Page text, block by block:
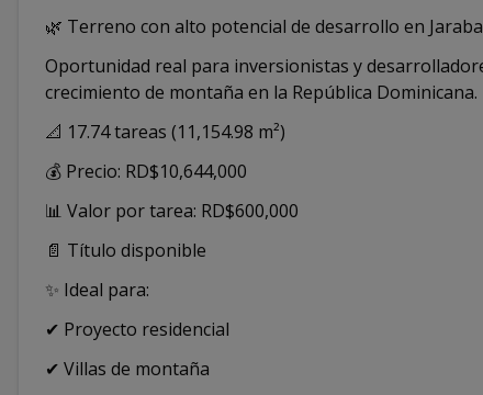
🌿 Terreno con alto potencial de desarrollo en
Oportunidad real para inversionistas y
crecimiento de montaña en la República Dominicana.
📐 17.74 tareas (11,154.98 m²)
💰 Precio: RD$10,644,000
📊 Valor por tarea: RD$600,000
📄 Título disponible
✨ Ideal para:
✔ Proyecto residencial
✔ Villas de montaña